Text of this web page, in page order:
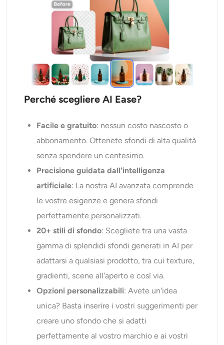
Perché scegliere AI Ease?
Facile e gratuito: nessun costo nascosto o
abbonamento. Ottenete sfondi di alta qualità
senza spendere un centesimo.
Precisione guidata dall'intelligenza
artificiale: La nostra AI avanzata comprende
le vostre esigenze e genera sfondi
perfettamente personalizzati.
20+ stili di sfondo: Scegliete tra una vasta
gamma di splendidi sfondi generati in AI per
adattarsi a qualsiasi prodotto, tra cui texture,
gradienti, scene all'aperto e così via.
Opzioni personalizzabili: Avete un'idea
unica? Basta inserire i vostri suggerimenti per
creare uno sfondo che si adatti
perfettamente al vostro marchio e ai vostri